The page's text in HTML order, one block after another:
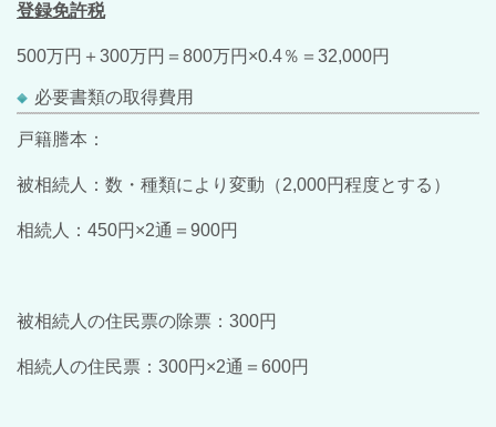
登録免許税
500万円＋300万円＝800万円×0.4％＝32,000円
必要書類の取得費用
戸籍謄本：
被相続人：数・種類により変動（2,000円程度とする）
相続人：450円×2通＝900円
被相続人の住民票の除票：300円
相続人の住民票：300円×2通＝600円